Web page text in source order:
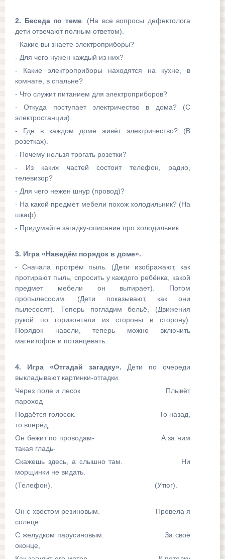
2. Беседа по теме. (На все вопросы дефектолога
дети отвечают полным ответом).
- Какие вы знаете электроприборы?
- Для чего нужен каждый из них?
- Какие электроприборы находятся на кухне, в
комнате, в спальне?
- Что служит питанием для электроприборов?
- Откуда поступает электричество в дома? (С
электростанции).
- Где в каждом доме живёт электричество? (В
розетках).
- Почему нельзя трогать розетки?
- Из каких частей состоит телефон, радио,
телевизор?
- Для чего нежен шнур (провод)?
- На какой предмет мебели похож холодильник? (На
шкаф).
- Придумайте загадку-описание про холодильник.
3. Игра «Наведём порядок в доме».
- Сначала протрём пыль. (Дети изображают, как
протирают пыль, спросить у каждого ребёнка, какой
предмет мебели он вытирает). Потом
пропылесосим. (Дети показывают, как они
пылесосят). Теперь погладим бельё, (Движения
рукой по горизонтали из стороны в сторону).
Порядок навели, теперь можно включить
магнитофон и потанцевать.
4. Игра «Отгадай загадку». Дети по очереди
выкладывают картинки-отгадки.
Через поле и лесок Плывёт
пароход
Подаётся голосок. То назад,
то вперёд,
Он бежит по проводам- А за ним
такая гладь-
Скажешь здесь, а слышно там. Ни
морщинки не видать.
(Телефон). (Утюг).
Он с хвостом резиновым. Провела я
солнце
С желудком парусиновым. За своё
оконце,